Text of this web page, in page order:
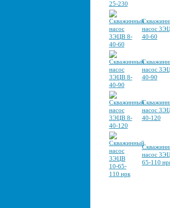
насос
40-60
насос
40-90
насос
40-120
насос
65-110